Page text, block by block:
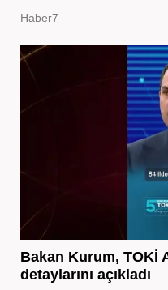
Haber7
Bakan Kurum, TOKİ
detaylarını açıkladı